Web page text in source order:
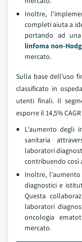
Inoltre,
completi aiuta a
portando ad
linfoma non-
mercato.
Sulla base dell'uso
classificato in
utenti finali. Il
esporre il 14,5%
L'aumento degli
sanitaria
laboratori
contribuendo così
Inoltre,
diagnostici e
Questa
laboratori
oncologia
mercato.